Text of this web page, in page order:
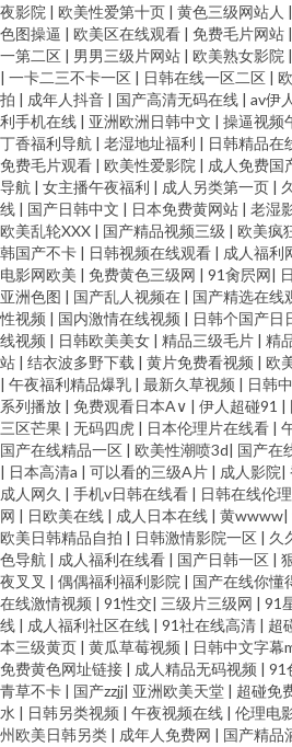
夜影院 | 欧美性爱第十页 | 黄色三级网站人 |
色图操逼 | 欧美区在线观看 | 免费毛片网站 |
一第二区 | 男男三级片网站 | 欧美熟女影院 |
| 一卡二三不卡一区 | 日韩在线一区二区 |
拍 | 成年人抖音 | 国产高清无码在线 | av伊
利手机在线 | 亚洲欧洲日韩中文 | 操逼视频
丁香福利导航 | 老湿地址福利 | 日韩精品在
免费毛片观看 | 欧美性爱影院 | 成人免费国
导航 | 女主播午夜福利 | 成人另类第一页 |
线 | 国产日韩中文 | 日本免费黄网站 | 老湿
欧美乱轮XXX | 国产精品视频三级 | 欧美疯
韩国产不卡 | 日韩视频在线观看 | 成人福利
电影网欧美 | 免费黄色三级网 | 91肏屄网|
亚洲色图 | 国产乱人视频在 | 国产精选在线
性视频 | 国内激情在线视频 | 日韩个国产日
线视频 | 日韩欧美美女 | 精品三级毛片 | 精
站 | 结衣波多野下载 | 黄片免费看视频 | 欧
| 午夜福利精品爆乳 | 最新久草视频 | 日韩
系列播放 | 免费观看日本A∨ | 伊人超碰91 |
三区芒果 | 无码四虎 | 日本伦理片在线看 |
国产在线精品一区 | 欧美性潮喷3d| 国产在
| 日本高清a | 可以看的三级A片 | 成人影院|
成人网久 | 手机v日韩在线看 | 日韩在线伦
网 | 日欧美在线 | 成人日本在线 | 黄wwww|
欧美日韩精品自拍 | 日韩激情影院一区 | 久
色导航 | 成人福利在线看 | 国产日韩一区 |
夜叉叉 | 偶偶福利福利影院 | 国产在线你懂
在线激情视频 | 91性交| 三级片三级网 | 91
线 | 成人福利社区在线 | 91社在线高清 | 超
本三级黄页 | 黄瓜草莓视频 | 日韩中文字幕
免费黄色网址链接 | 成人精品无码视频 | 91
青草不卡 | 国产zzjj| 亚洲欧美天堂 | 超碰免
水 | 日韩另类视频 | 午夜视频在线 | 伦理电
州欧美日韩另类 | 成年人免费网 | 国产精品